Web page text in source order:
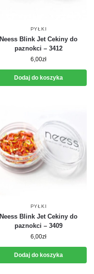
PYŁKI
Neess Blink Jet Cekiny do
paznokci – 3412
6,00zł
Dodaj do koszyka
PYŁKI
Neess Blink Jet Cekiny do
paznokci – 3409
6,00zł
Dodaj do koszyka